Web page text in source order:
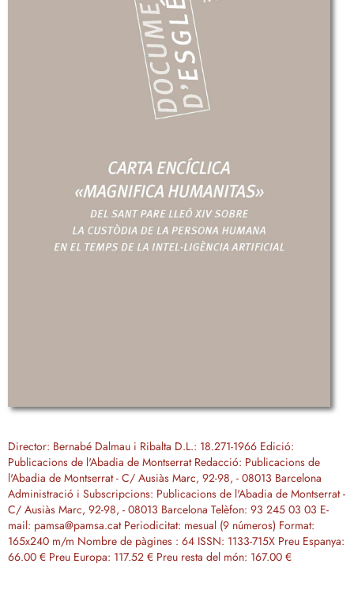
Director: Bernabé Dalmau i Ribalta D.L.: 18.271-1966 Edició:
Publicacions de l'Abadia de Montserrat Redacció: Publicacions de
l'Abadia de Montserrat - C/ Ausiàs Marc, 92-98, - 08013 Barcelona
Administració i Subscripcions: Publicacions de l'Abadia de Montserrat -
C/ Ausiàs Marc, 92-98, - 08013 Barcelona Telèfon: 93 245 03 03 E-
mail: pamsa@pamsa.cat Periodicitat: mesual (9 números) Format:
165x240 m/m Nombre de pàgines : 64 ISSN: 1133-715X Preu Espanya:
66.00 € Preu Europa: 117.52 € Preu resta del món: 167.00 €